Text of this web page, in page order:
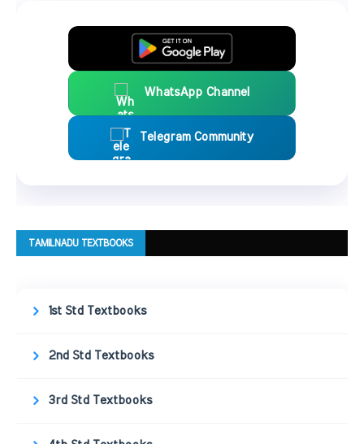
WhatsApp Channel
Telegram Community
TAMILNADU TEXTBOOKS
1st Std Textbooks
2nd Std Textbooks
3rd Std Textbooks